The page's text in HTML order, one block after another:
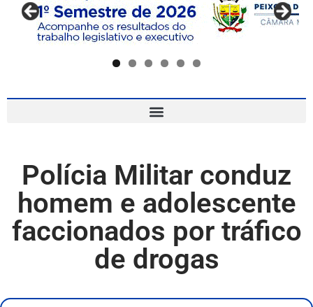
Polícia Militar conduz
homem e adolescente
faccionados por tráfico
de drogas